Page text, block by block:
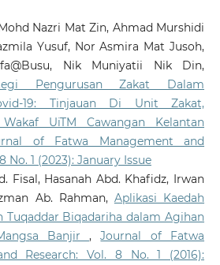
Nazri Mat Zin, Ahmad Murshidi
Yusuf, Nor Asmira Mat Jusoh,
Nik Muniyatii Nik Din,
Pengurusan Zakat Dalam
19: Tinjauan Di Unit Zakat,
UiTM Cawangan Kelantan
of Fatwa Management and
No. 1 (2023): January Issue
Fisal, Hasanah Abd. Khafidz, Irwan
Ab. Rahman, Aplikasi Kaedah
Tuqaddar Biqadariha dalam Agihan
Banjir,Journal of Fatwa
Research: Vol. 8 No. 1 (2016):